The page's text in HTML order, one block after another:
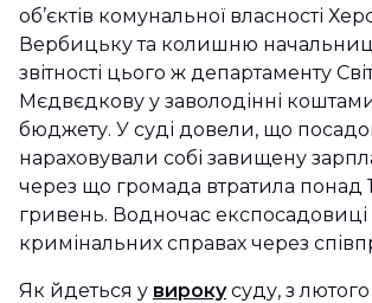
об’єктів комунальної власності
Вербицьку та колишню
звітності цього ж департаменту
Мєдвєдкову у заволодінні
бюджету. У суді довели, що
нараховували собі завищену
через що громада втратила понад
гривень. Водночас експосадовиці
кримінальних справах через
Як йдеться у вирокусуду, з